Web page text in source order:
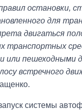
остановки,
для
двигаться
транспортных
или пешеходными
встречного
системы